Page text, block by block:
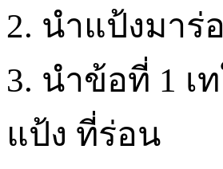
2. นำแป้งมาร่
3. นำข้อที่ 1 เ
แป้ง ที่ร่อน